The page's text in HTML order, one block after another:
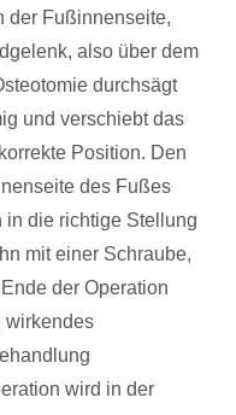
der Fußinnenseite,
also über dem
durchsägt
und verschiebt das
Position. Den
des Fußes
in die richtige Stellung
mit einer Schraube,
der Operation
wirkendes
wird in der